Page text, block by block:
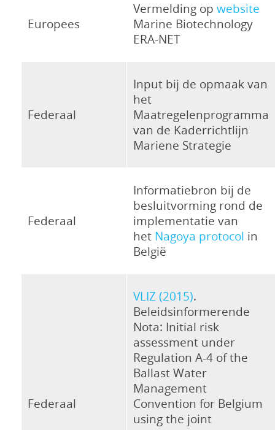
Europees
Vermelding op website
Marine Biotechnology
ERA-NET
Federaal
Input bij de opmaak van
het
Maatregelenprogramma
van de Kaderrichtlijn
Mariene Strategie
Federaal
Informatiebron bij de
besluitvorming rond de
implementatie van
het Nagoya protocol in
België
Federaal
VLIZ (2015).
Beleidsinformerende
Nota: Initial risk
assessment under
Regulation A-4 of the
Ballast Water
Management
Convention for Belgium
using the joint